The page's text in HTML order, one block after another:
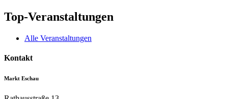
Top-Veranstaltungen
Alle Veranstaltungen
Kontakt
Markt Eschau